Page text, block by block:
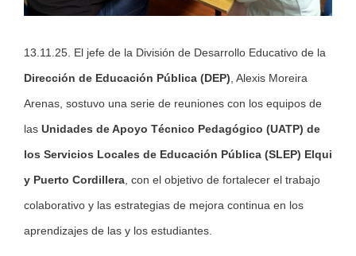
13.11.25. El jefe de la División de Desarrollo Educativo de la
Dirección de Educación Pública (DEP) , Alexis Moreira
Arenas, sostuvo una serie de reuniones con los equipos de
las Unidades de Apoyo Técnico Pedagógico (UATP) de
los Servicios Locales de Educación Pública (SLEP) Elqui
y Puerto Cordillera , con el objetivo de fortalecer el trabajo
colaborativo y las estrategias de mejora continua en los
aprendizajes de las y los estudiantes.